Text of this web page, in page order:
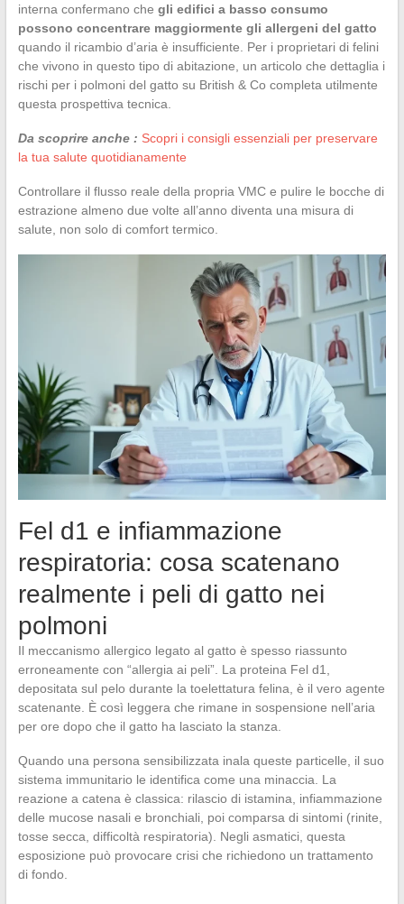
interna confermano che gli edifici a basso consumo
possono concentrare maggiormente gli allergeni del gatto
quando il ricambio d’aria è insufficiente. Per i proprietari di felini
che vivono in questo tipo di abitazione, un articolo che dettaglia i
rischi per i polmoni del gatto su British & Co completa utilmente
questa prospettiva tecnica.
Da scoprire anche : Scopri i consigli essenziali per preservare
la tua salute quotidianamente
Controllare il flusso reale della propria VMC e pulire le bocche di
estrazione almeno due volte all’anno diventa una misura di
salute, non solo di comfort termico.
Fel d1 e infiammazione
respiratoria: cosa scatenano
realmente i peli di gatto nei
polmoni
Il meccanismo allergico legato al gatto è spesso riassunto
erroneamente con “allergia ai peli”. La proteina Fel d1,
depositata sul pelo durante la toelettatura felina, è il vero agente
scatenante. È così leggera che rimane in sospensione nell’aria
per ore dopo che il gatto ha lasciato la stanza.
Quando una persona sensibilizzata inala queste particelle, il suo
sistema immunitario le identifica come una minaccia. La
reazione a catena è classica: rilascio di istamina, infiammazione
delle mucose nasali e bronchiali, poi comparsa di sintomi (rinite,
tosse secca, difficoltà respiratoria). Negli asmatici, questa
esposizione può provocare crisi che richiedono un trattamento
di fondo.